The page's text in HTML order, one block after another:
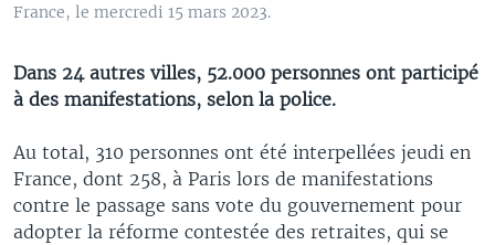
France, le mercredi 15 mars 2023.
Dans 24 autres villes, 52.000 personnes ont participé
à des manifestations, selon la police.
Au total, 310 personnes ont été interpellées jeudi en
France, dont 258, à Paris lors de manifestations
contre le passage sans vote du gouvernement pour
adopter la réforme contestée des retraites, qui se